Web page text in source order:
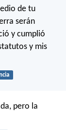
de tu
serán
y cumplió
y mis
pero la